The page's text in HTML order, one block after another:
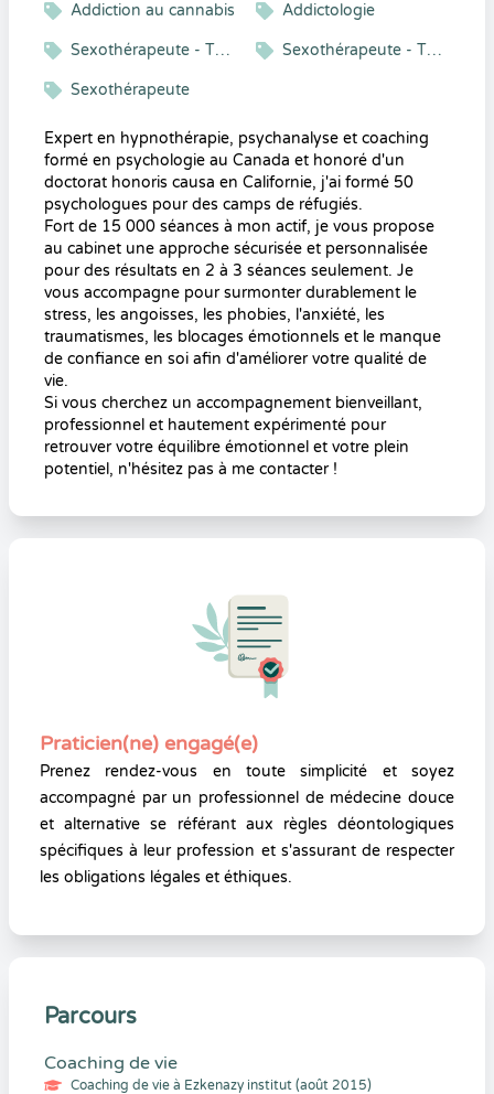
Addiction au cannabis Addictologie
Sexothérapeute - Thérapeute de couple - Hypnothérapeute Sexothérapeute - Thérapeute de couple
Sexothérapeute
Expert en hypnothérapie, psychanalyse et coaching
formé en psychologie au Canada et honoré d'un
doctorat honoris causa en Californie, j'ai formé 50
psychologues pour des camps de réfugiés.
​Fort de 15 000 séances à mon actif, je vous propose
au cabinet une approche sécurisée et personnalisée
pour des résultats en 2 à 3 séances seulement. Je
vous accompagne pour surmonter durablement le
stress, les angoisses, les phobies, l'anxiété, les
traumatismes, les blocages émotionnels et le manque
de confiance en soi afin d'améliorer votre qualité de
vie.
​Si vous cherchez un accompagnement bienveillant,
professionnel et hautement expérimenté pour
retrouver votre équilibre émotionnel et votre plein
potentiel, n'hésitez pas à me contacter !
Praticien(ne) engagé(e)
Prenez rendez-vous en toute simplicité et soyez
accompagné par un professionnel de médecine douce
et alternative se référant aux règles déontologiques
spécifiques à leur profession et s'assurant de respecter
les obligations légales et éthiques.
Parcours
Coaching de vie
Coaching de vie à Ezkenazy institut (août 2015)